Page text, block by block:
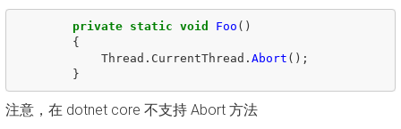
private static void Foo ()
{
Thread . CurrentThread . Abort ();
}
注意，在 dotnet core 不支持 Abort 方法